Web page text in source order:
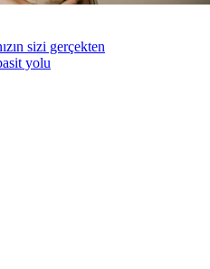
sizi gerçekten
yolu